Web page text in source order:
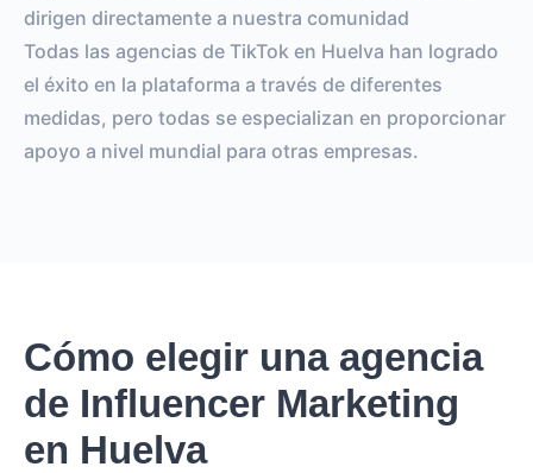
dirigen directamente a nuestra comunidad
Todas las agencias de TikTok en Huelva han logrado
el éxito en la plataforma a través de diferentes
medidas, pero todas se especializan en proporcionar
apoyo a nivel mundial para otras empresas.
Cómo elegir una agencia
de Influencer Marketing
en Huelva